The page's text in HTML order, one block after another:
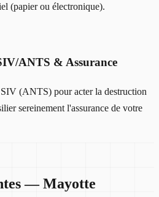
(papier ou électronique).
ANTS & Assurance
SIV (ANTS) pour acter la destruction
sereinement l'assurance de votre
—Mayotte